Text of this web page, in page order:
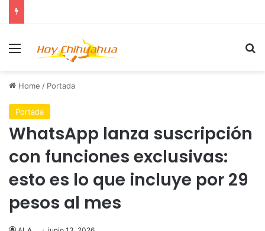
Menu
Home / Portada
Portada
WhatsApp lanza suscripción
con funciones exclusivas:
esto es lo que incluye por 29
pesos al mes